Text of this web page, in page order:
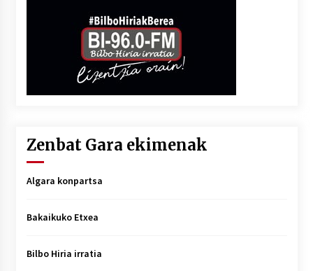
Zenbat Gara ekimenak
Algara konpartsa
Bakaikuko Etxea
Bilbo Hiria irratia